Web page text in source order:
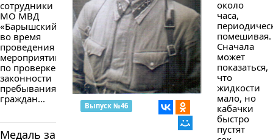
сотрудники
МО МВД
«Барышский»
во время
проведения
мероприятий
по проверке
законности
пребывания
граждан...
Медаль за
Выпуск №46
около
часа,
помешивая.
Сначала
может
показаться,
что
жидкости
мало, но
кабачки
быстро
пустят